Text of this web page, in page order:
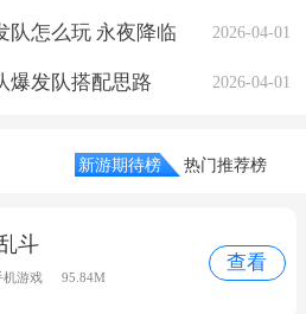
路
队怎么玩 永夜降临
2026-04-01
爆发队搭配思路 2026-04-01
新游期待榜 热门推荐榜
斗
机游戏 95.84M
查看